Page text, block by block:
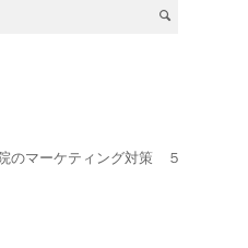
のマーケティング対策 ５